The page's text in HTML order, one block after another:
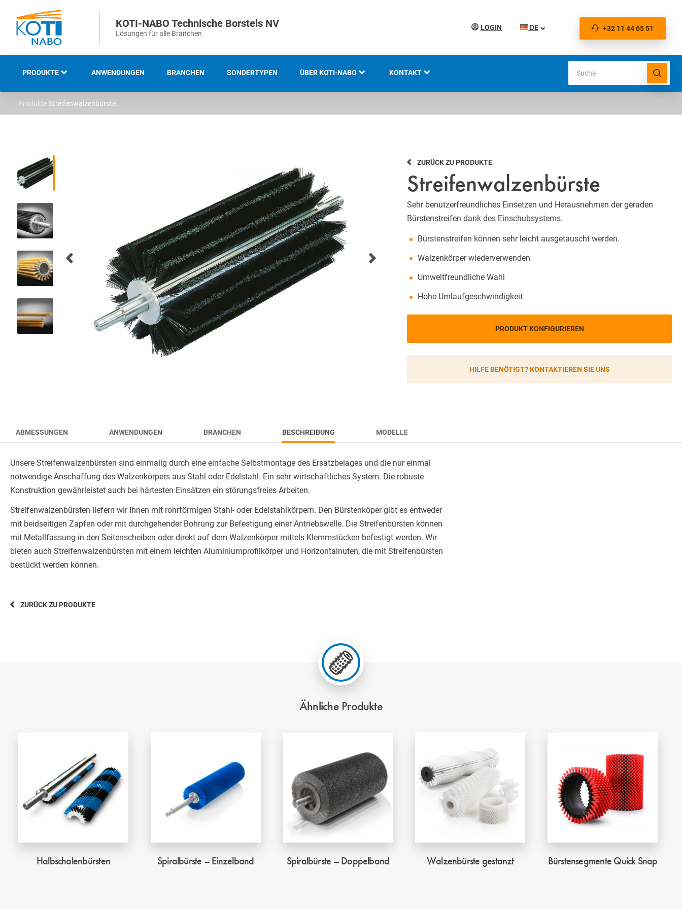
KOTI-NABO Technische Borstels NV
Lösungen für alle Branchen
LOGIN DE +32 11 44 65 51
PRODUKTE
STREIFEN- UND
ABDICHTBÜRSTEN
STRASSENREINIGUNGS- U
ND KEHRBÜRSTEN
WERKZEUGBÜRSTEN
PRODUKTE
ANWENDUNGEN BRANCHEN SONDERTYPEN ÜBER KOTI-NABO
KOMPETENZ
INNOVATION UND
NACHHALTIGKEIT
MESSENÜBERSICHT
AKTUELLES
KONTAKT
Produkte Streifenwalzenbürste
ZURÜCK ZU PRODUKTE
Streifenwalzenbürste
Sehr benutzerfreundliches Einsetzen und Herausnehmen der geraden
Bürstenstreifen dank des Einschubsystems.
Bürstenstreifen können sehr leicht ausgetauscht werden.
Walzenkörper wiederverwenden
Umweltfreundliche Wahl
Hohe Umlaufgeschwindigkeit
PRODUKT KONFIGURIEREN
HILFE BENÖTIGT? KONTAKTIEREN SIE UNS
BESCHREIBUNG
ABMESSUNGEN MODELLE
ANWENDUNGEN BRANCHEN
Unsere Streifenwalzenbürsten sind einmalig durch eine einfache Selbstmontage des Ersatzbelages und die nur einmal
notwendige Anschaffung des Walzenkörpers aus Stahl oder Edelstahl. Ein sehr wirtschaftliches System. Die robuste
Konstruktion gewährleistet auch bei härtesten Einsätzen ein störungsfreies Arbeiten.
Streifenwalzenbürsten liefern wir Ihnen mit rohrförmigen Stahl- oder Edelstahlkörpern. Den Bürstenköper gibt es entweder
mit beidseitigen Zapfen oder mit durchgehender Bohrung zur Befestigung einer Antriebswelle. Die Streifenbürsten können
mit Metallfassung in den Seitenscheiben oder direkt auf dem Walzenkörper mittels Klemmstücken befestigt werden. Wir
bieten auch Streifenwalzenbürsten mit einem leichten Aluminiumprofilkörper und Horizontalnuten, die mit Streifenbürsten
bestückt werden können.
ZURÜCK ZU PRODUKTE
Ähnliche Produkte
Halbschalenbürsten Spiralbürste – Einzelband Spiralbürste – Doppelband Walzenbürste gestanzt Bürstensegmente Quick Snap